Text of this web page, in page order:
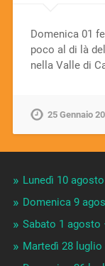
Domenica 01
poco al di là
nella Valle di
25 Gennaio
Lunedì 10
Domenica 9
Sabato 1 agosto
Martedì 28